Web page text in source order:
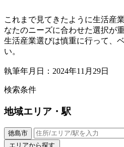
これまで見てきたように生活産
なたのニーズに合わせた選択が重
生活産業選びは慎重に行って、
い。
執筆年月日：2024年11月29日
検索条件
地域エリア・駅
徳島市
エリアから探す